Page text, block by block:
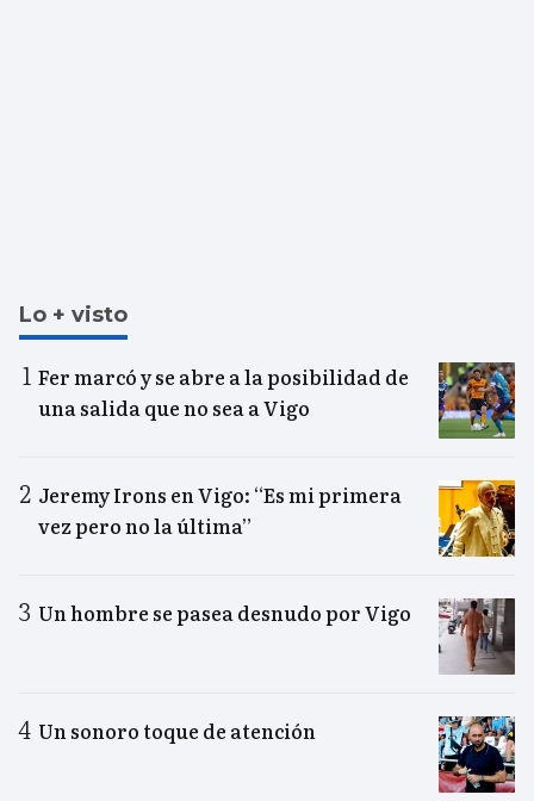
Lo + visto
Fer marcó y se abre a la posibilidad de
una salida que no sea a Vigo
Jeremy Irons en Vigo: “Es mi primera
vez pero no la última”
Un hombre se pasea desnudo por Vigo
Un sonoro toque de atención